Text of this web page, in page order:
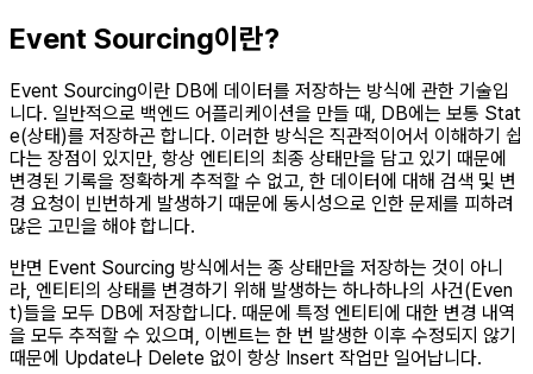
Event Sourcing이란?
Event Sourcing이란 DB에 데이터를 저장하는 방식에 관한 기술입
니다. 일반적으로 백엔드 어플리케이션을 만들 때, DB에는 보통 Stat
e(상태)를 저장하곤 합니다. 이러한 방식은 직관적이어서 이해하기 쉽
다는 장점이 있지만, 항상 엔티티의 최종 상태만을 담고 있기 때문에
변경된 기록을 정확하게 추적할 수 없고, 한 데이터에 대해 검색 및 변
경 요청이 빈번하게 발생하기 때문에 동시성으로 인한 문제를 피하려
많은 고민을 해야 합니다.
반면 Event Sourcing 방식에서는 종 상태만을 저장하는 것이 아니
라, 엔티티의 상태를 변경하기 위해 발생하는 하나하나의 사건(Even
t)들을 모두 DB에 저장합니다. 때문에 특정 엔티티에 대한 변경 내역
을 모두 추적할 수 있으며, 이벤트는 한 번 발생한 이후 수정되지 않기
때문에 Update나 Delete 없이 항상 Insert 작업만 일어납니다.